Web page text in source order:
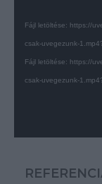
Fájl letöltése: https://
csak-uvegezunk-
Fájl letöltése: https://
csak-uvegezunk-